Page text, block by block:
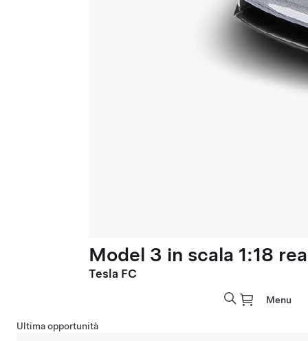
Model 3 in scala 1:18
Tesla FC
Menu
Ultima opportunità